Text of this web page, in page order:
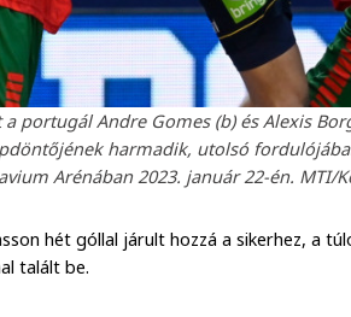
a portugál Andre Gomes (b) és Alexis
harmadik, utolsó
Arénában 2023. január 22-én. MTI/
hét góllal járult hozzá a sikerhez, a
talált be.